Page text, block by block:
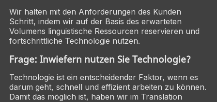
Wir halten mit den Anforderungen des Kunden
Schritt, indem wir auf der Basis des erwarteten
Volumens linguistische Ressourcen reservieren und
fortschrittliche Technologie nutzen.
Frage: Inwiefern nutzen Sie Technologie?
Technologie ist ein entscheidender Faktor, wenn es
darum geht, schnell und effizient arbeiten zu können.
Damit das möglich ist, haben wir im Translation